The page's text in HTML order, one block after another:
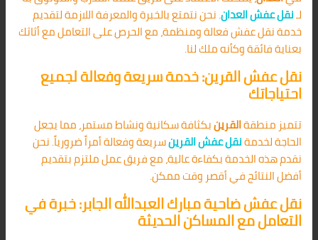
لـنقل عفش العدان. نحن نتمتع بالخبرة والمعرفة اللازمة لتقديم
خدمة نقل عفش فعالة ومنظمة، مع الحرص على التعامل مع أثاثك
بعناية فائقة وكأنه ملك لنا.
نقل عفش القرين: خدمة سريعة وفعالة لجميع
احتياجاتك
تتميز منطقةالقرينبكثافة سكانية ونشاط مستمر، مما يجعل
الحاجة لخدمةنقل عفش القرينسريعة وفعالة أمراً ضرورياً. نحن
نقدم هذه الخدمة بكفاءة عالية، مع فريق عمل ملتزم بتقديم
أفضل النتائج في أقصر وقت ممكن.
نقل عفش ضاحية مبارك العبدالله الجابر: خبرة في
التعامل مع المساكن الحديثة